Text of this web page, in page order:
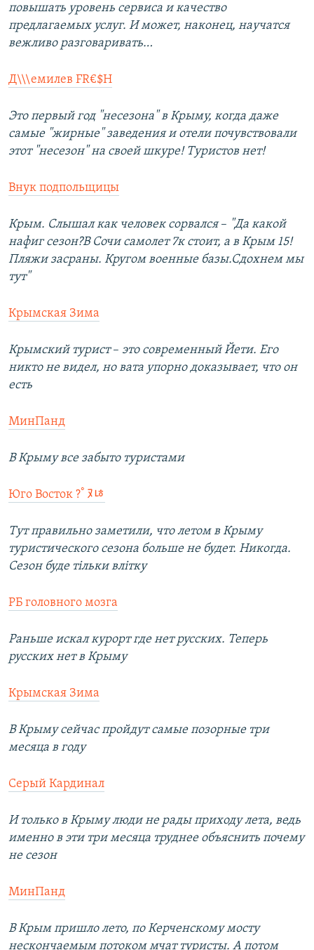
повышать уровень сервиса и качество
предлагаемых услуг. И может, наконец, научатся
вежливо разговаривать…
Д\\\емилев FR€$H
Это первый год "несезона" в Крыму, когда даже
самые "жирные" заведения и отели почувствовали
этот "несезон" на своей шкуре! Туристов нет!
Крым. Слышал как человек сорвался–​ "Да какой
нафиг сезон?В Сочи самолет 7к стоит, а в Крым 15!
Пляжи засраны. Кругом военные базы.Сдохнем мы
тут"
Крымская Зима
Крымский турист–​ это современный Йети. Его
никто не видел, но вата упорно доказывает, что он
есть
МинПанд
В Крыму все забыто туристами
Тут правильно заметили, что летом в Крыму
туристического сезона больше не будет. Никогда.
Сезон буде тільки влітку
РБ головного мозга
Раньше искал курорт где нет русских. Теперь
русских нет в Крыму
Крымская Зима
В Крыму сейчас пройдут самые позорные три
месяца в году
Серый Кардинал
И только в Крыму люди не рады приходу лета, ведь
именно в эти три месяца труднее объяснить почему
не сезон
МинПанд
В Крым пришло лето, по Керченскому мосту
нескончаемым потоком мчат туристы. А потом